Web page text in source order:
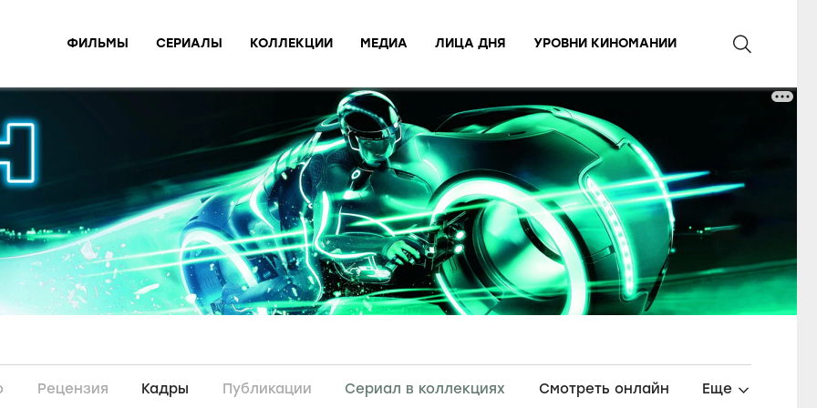
ФИЛЬМЫ СЕРИАЛЫ КОЛЛЕКЦИИ МЕДИА ЛИЦА ДНЯ УРОВНИ КИНОМАНИИ
Рецензия Кадры Публикации Сериал в коллекциях Смотреть онлайн Еще